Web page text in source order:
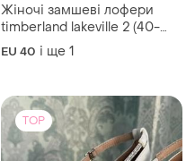
Жіночі замшеві лофери
timberland lakeville 2 (40-
41р. 26см)
EU 40 і ще 1
TOP